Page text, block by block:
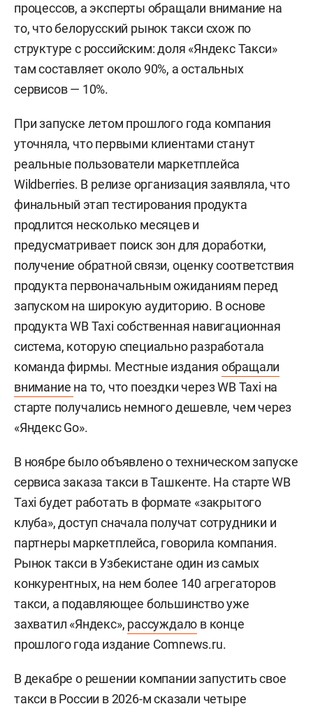
процессов, а эксперты обращали внимание на
то, что белорусский рынок такси схож по
структуре с российским: доля «Яндекс Такси»
там составляет около 90%, а остальных
сервисов — 10%.
При запуске летом прошлого года компания
уточняла, что первыми клиентами станут
реальные пользователи маркетплейса
Wildberries. В релизе организация заявляла, что
финальный этап тестирования продукта
продлится несколько месяцев и
предусматривает поиск зон для доработки,
получение обратной связи, оценку соответствия
продукта первоначальным ожиданиям перед
запуском на широкую аудиторию. В основе
продукта WB Taxi собственная навигационная
система, которую специально разработала
команда фирмы. Местные издания обращали
внимание на то, что поездки через WB Taxi на
старте получались немного дешевле, чем через
«Яндекс Go».
В ноябре было объявлено о техническом запуске
сервиса заказа такси в Ташкенте. На старте WB
Taxi будет работать в формате «закрытого
клуба», доступ сначала получат сотрудники и
партнеры маркетплейса, говорила компания.
Рынок такси в Узбекистане один из самых
конкурентных, на нем более 140 агрегаторов
такси, а подавляющее большинство уже
захватил «Яндекс», рассуждало в конце
прошлого года издание Comnews.ru.
В декабре о решении компании запустить свое
такси в России в 2026-м сказали четыре